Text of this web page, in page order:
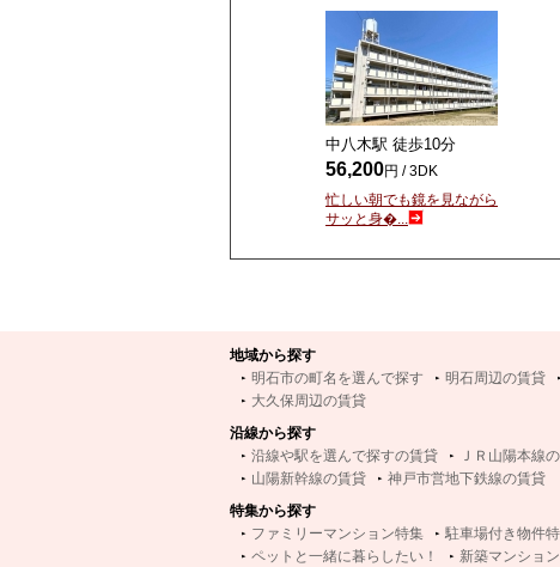
中八木駅 徒歩10分
56,200円 / 3DK
忙しい朝でも鏡を見ながら
サッと身�...
地域から探す
明石市の町名を選んで探す
明石周辺の賃貸
大久保周辺の賃貸
沿線から探す
沿線や駅を選んで探すの賃貸
ＪＲ山陽本線
山陽新幹線の賃貸
神戸市営地下鉄線の賃貸
特集から探す
ファミリーマンション特集
駐車場付き物件
ペットと一緒に暮らしたい！
新築マンショ